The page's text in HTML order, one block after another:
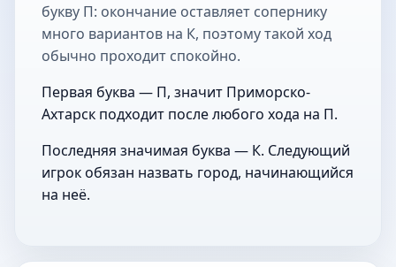
букву П: окончание оставляет сопернику
много вариантов на К, поэтому такой ход
обычно проходит спокойно.
Первая буква — П, значит Приморско-
Ахтарск подходит после любого хода на П.
Последняя значимая буква — К. Следующий
игрок обязан назвать город, начинающийся
на неё.